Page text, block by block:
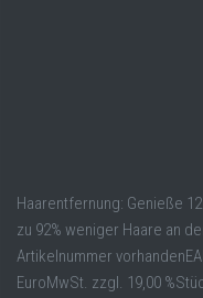
Haarentfernung: Genieße
zu 92% weniger Haare an
Artikelnummer
EuroMwSt. zzgl. 19,00